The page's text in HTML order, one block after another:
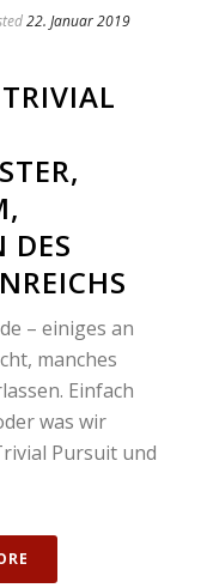
22. Januar 2019
DES
– einiges an
manches
Einfach
was wir
Pursuit und